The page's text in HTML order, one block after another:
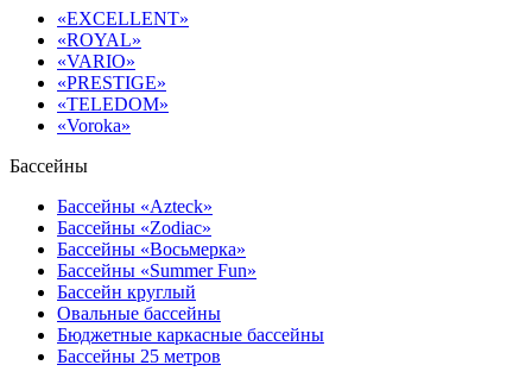
«EXCELLENT»
«ROYAL»
«VARIO»
«PRESTIGE»
«TELEDOM»
«Voroka»
Бассейны
Бассейны «Azteck»
Бассейны «Zodiac»
Бассейны «Восьмерка»
Бассейны «Summer Fun»
Бассейн круглый
Овальные бассейны
Бюджетные каркасные бассейны
Бассейны 25 метров